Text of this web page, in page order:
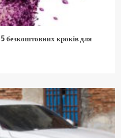
безкоштовних кроків для